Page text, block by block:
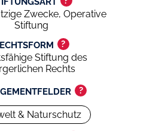
Zwecke, Operative
Stiftung
?
Stiftung des
Rechts
?
& Naturschutz